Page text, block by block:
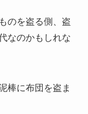
のを盗る側、盗
なのかもしれな
棒に布団を盗ま